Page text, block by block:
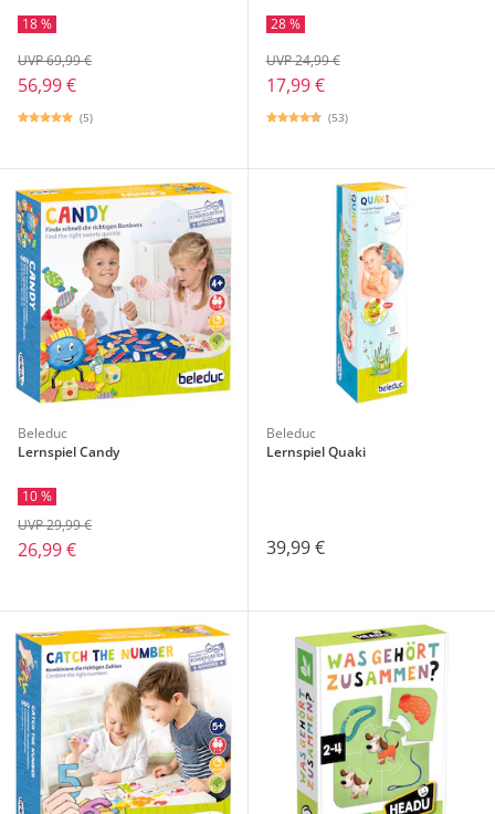
18 %
56,99 €
UVP 69,99 €
(5)
28 %
17,99 €
UVP 24,99 €
(53)
Beleduc
Lernspiel Candy
10 %
26,99 €
UVP 29,99 €
Beleduc
Lernspiel Quaki
39,99 €